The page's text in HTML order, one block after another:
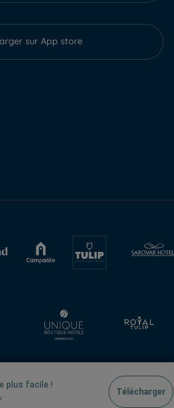
sur App store
plus facile !
Télécharger